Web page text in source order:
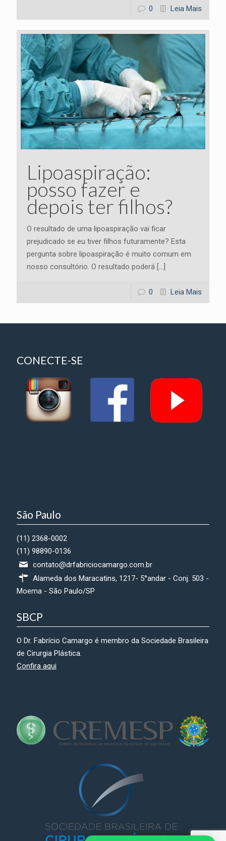
0 Leia Mais
Lipoaspiração:
posso fazer e
depois ter filhos?
O resultado de uma lipoaspiração vai ficar
prejudicado se eu tiver filhos futuramente? Esta
pergunta sobre lipoaspiração é muito comum em
nosso consultório. O resultado poderá […]
0 Leia Mais
CONECTE-SE
São Paulo
(11) 2368-0002
(11) 98890-0136
contato@drfabriciocamargo.com.br
Alameda dos Maracatins, 1217- 5°andar - Conj. 503 -
Moema - São Paulo/SP
SBCP
O Dr. Fabrício Camargo é membro da Sociedade Brasileira
de Cirurgia Plástica.
Confira aqui